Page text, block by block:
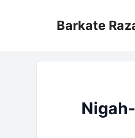
Barkate